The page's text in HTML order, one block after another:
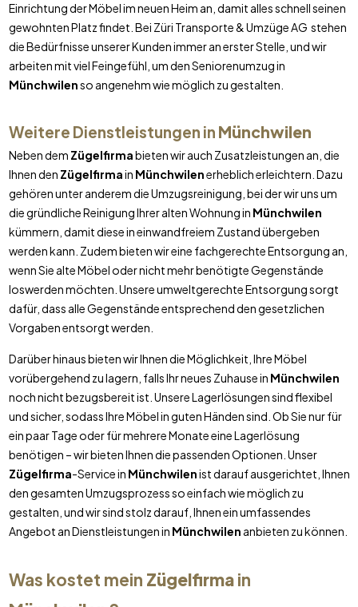
Einrichtung der Möbel im neuen Heim an, damit alles schnell seinen
gewohnten Platz findet. Bei Züri Transporte & Umzüge AG stehen
die Bedürfnisse unserer Kunden immer an erster Stelle, und wir
arbeiten mit viel Feingefühl, um den Seniorenumzug in
Münchwilenso angenehm wie möglich zu gestalten.
Weitere Dienstleistungen in Münchwilen
Neben dem Zügelfirmabieten wir auch Zusatzleistungen an, die
Ihnen den Zügelfirmain Münchwilenerheblich erleichtern. Dazu
gehören unter anderem die Umzugsreinigung, bei der wir uns um
die gründliche Reinigung Ihrer alten Wohnung in Münchwilen
kümmern, damit diese in einwandfreiem Zustand übergeben
werden kann. Zudem bieten wir eine fachgerechte Entsorgung an,
wenn Sie alte Möbel oder nicht mehr benötigte Gegenstände
loswerden möchten. Unsere umweltgerechte Entsorgung sorgt
dafür, dass alle Gegenstände entsprechend den gesetzlichen
Vorgaben entsorgt werden.
Darüber hinaus bieten wir Ihnen die Möglichkeit, Ihre Möbel
vorübergehend zu lagern, falls Ihr neues Zuhause in Münchwilen
noch nicht bezugsbereit ist. Unsere Lagerlösungen sind flexibel
und sicher, sodass Ihre Möbel in guten Händen sind. Ob Sie nur für
ein paar Tage oder für mehrere Monate eine Lagerlösung
benötigen – wir bieten Ihnen die passenden Optionen. Unser
Zügelfirma-Service in Münchwilenist darauf ausgerichtet, Ihnen
den gesamten Umzugsprozess so einfach wie möglich zu
gestalten, und wir sind stolz darauf, Ihnen ein umfassendes
Angebot an Dienstleistungen in Münchwilen anbieten zu können.
Was kostet mein Zügelfirmain